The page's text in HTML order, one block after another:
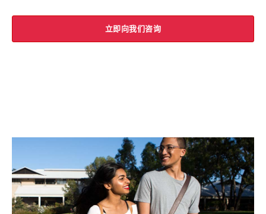
立即向我们咨询